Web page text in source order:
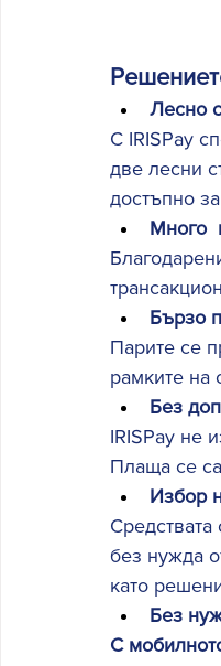
Лесно
С IRISPay
две лесни
достъпно
Много
Бързо
Парите се
рамките на
Без
IRISPay не
Плаща се
Избор
Средствата
без нужда
като
Без
С